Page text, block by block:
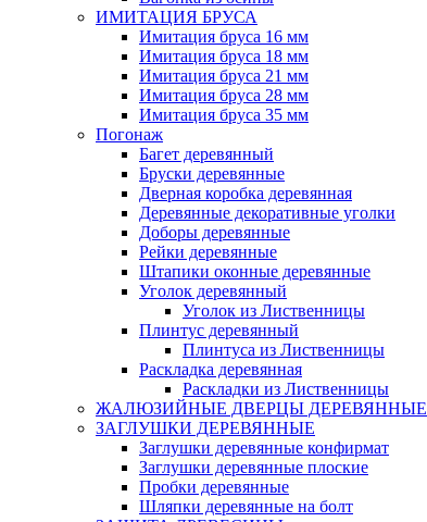
ИМИТАЦИЯ БРУСА
Имитация бруса 16 мм
Имитация бруса 18 мм
Имитация бруса 21 мм
Имитация бруса 28 мм
Имитация бруса 35 мм
Погонаж
Багет деревянный
Бруски деревянные
Дверная коробка деревянная
Деревянные декоративные уголки
Доборы деревянные
Рейки деревянные
Штапики оконные деревянные
Уголок деревянный
Уголок из Лиственницы
Плинтус деревянный
Плинтуса из Лиственницы
Раскладка деревянная
Раскладки из Лиственницы
ЖАЛЮЗИЙНЫЕ ДВЕРЦЫ ДЕРЕВЯННЫЕ
ЗАГЛУШКИ ДЕРЕВЯННЫЕ
Заглушки деревянные конфирмат
Заглушки деревянные плоские
Пробки деревянные
Шляпки деревянные на болт